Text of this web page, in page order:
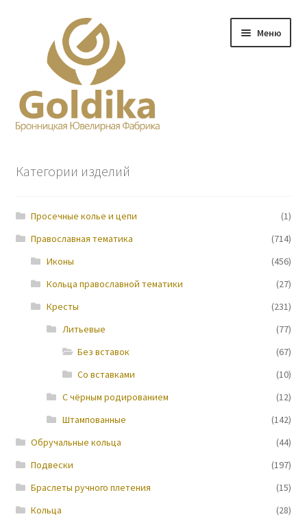
навигации
содержимому
Меню
Прайс-лист
Контакты
Новости
Категории изделий
Просечные колье и цепи
(1)
Православная тематика
(714)
Иконы
(456)
Кольца православной тематики
(27)
Кресты
(231)
Литьевые
(77)
Без вставок
(67)
Со вставками
(10)
С чёрным родированием
(12)
Штампованные
(142)
Обручальные кольца
(44)
Подвески
(197)
Браслеты ручного плетения
(15)
Кольца
(28)